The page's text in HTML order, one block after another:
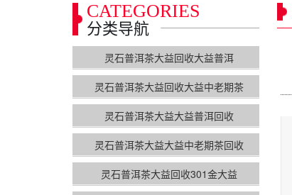
CATEGORIES
分类导航
灵石普洱茶大益回收大益普洱
灵石普洱茶大益回收大益中老期茶
灵石普洱茶大益大益普洱回收
灵石普洱茶大益大益中老期茶回收
灵石普洱茶大益回收301金大益